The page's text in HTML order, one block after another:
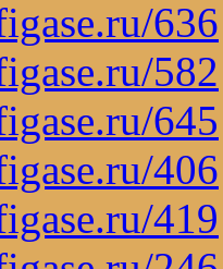
636
582
645
406
419